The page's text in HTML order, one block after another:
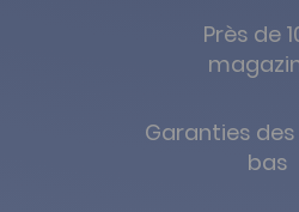
Près de
Garanties des
bas